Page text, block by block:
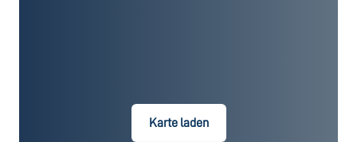
Karte laden